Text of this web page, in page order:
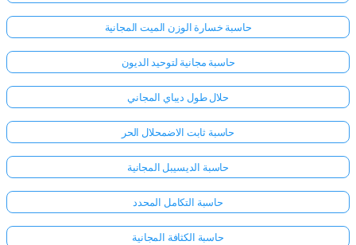
حاسبة خسارة الوزن الميت المجانية
حاسبة مجانية لتوحيد الديون
حلال طول ديباي المجاني
حاسبة ثابت الاضمحلال الحر
حاسبة الديسيبل المجانية
حاسبة التكامل المحدد
حاسبة الكثافة المجانية